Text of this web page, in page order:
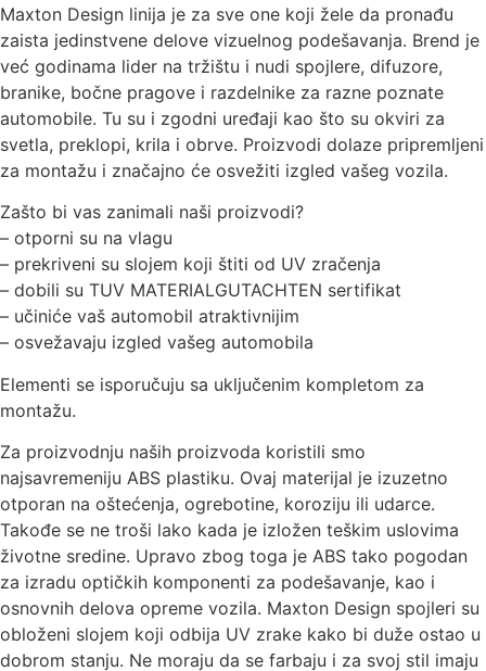
Maxton Design linija je za sve one koji žele da pronađu
zaista jedinstvene delove vizuelnog podešavanja. Brend je
već godinama lider na tržištu i nudi spojlere, difuzore,
branike, bočne pragove i razdelnike za razne poznate
automobile. Tu su i zgodni uređaji kao što su okviri za
svetla, preklopi, krila i obrve. Proizvodi dolaze pripremljeni
za montažu i značajno će osvežiti izgled vašeg vozila.
Zašto bi vas zanimali naši proizvodi?
– otporni su na vlagu
– prekriveni su slojem koji štiti od UV zračenja
– dobili su TUV MATERIALGUTACHTEN sertifikat
– učiniće vaš automobil atraktivnijim
– osvežavaju izgled vašeg automobila
Elementi se isporučuju sa uključenim kompletom za
montažu.
Za proizvodnju naših proizvoda koristili smo
najsavremeniju ABS plastiku. Ovaj materijal je izuzetno
otporan na oštećenja, ogrebotine, koroziju ili udarce.
Takođe se ne troši lako kada je izložen teškim uslovima
životne sredine. Upravo zbog toga je ABS tako pogodan
za izradu optičkih komponenti za podešavanje, kao i
osnovnih delova opreme vozila. Maxton Design spojleri su
obloženi slojem koji odbija UV zrake kako bi duže ostao u
dobrom stanju. Ne moraju da se farbaju i za svoj stil imaju